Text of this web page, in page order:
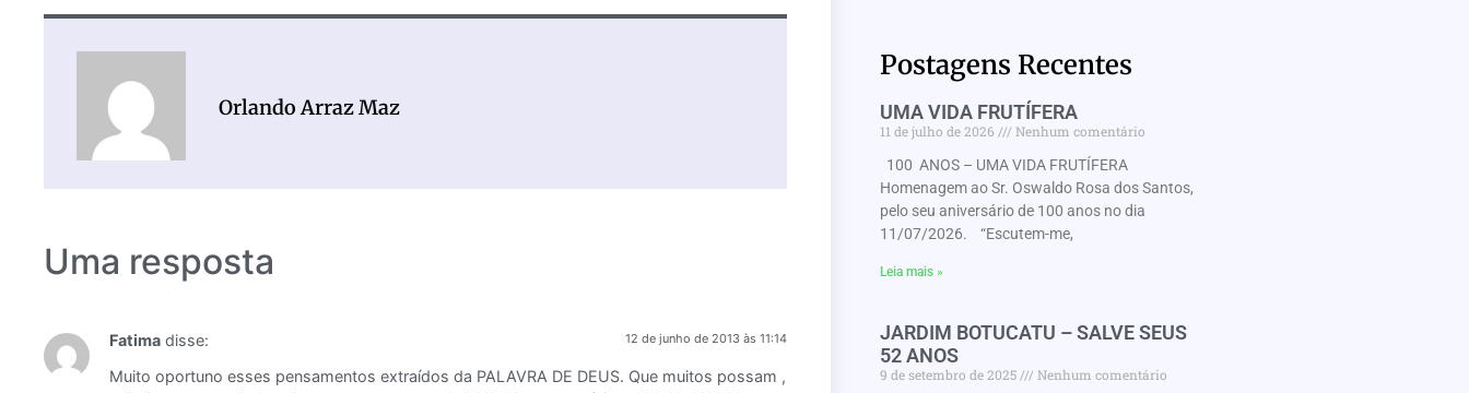
Orlando Arraz Maz
Uma resposta
Fatima disse: 12 de junho de 2013 às 11:14
Muito oportuno esses pensamentos extraídos da PALAVRA DE DEUS. Que muitos possam ,
Postagens Recentes
UMA VIDA FRUTÍFERA
11 de julho de 2026
Nenhum comentário
100 ANOS – UMA VIDA FRUTÍFERA
Homenagem ao Sr. Oswaldo Rosa dos Santos,
pelo seu aniversário de 100 anos no dia
11/07/2026. “Escutem-me,
Leia mais »
JARDIM BOTUCATU – SALVE SEUS
52 ANOS
9 de setembro de 2025
Nenhum comentário